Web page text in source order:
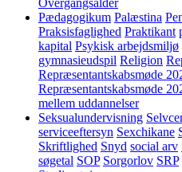
Overgangsalder
Pædagogikum Palæstina
Praksisfaglighed Praktikant
kapital Psykisk arbejdsmiljø
gymnasieudspil Religion
Repræsentantskabsmøde
Repræsentantskabsmøde
mellem uddannelser
Seksualundervisning
serviceeftersyn Sexchikane
Skriftlighed Snyd social arv
søgetal SOP Sorgorlov SRP